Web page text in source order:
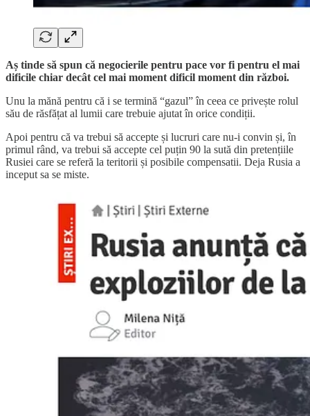
Aș tinde să spun că negocierile pentru pace vor fi pentru el mai
dificile chiar decât cel mai moment dificil moment din război.
Unu la mănă pentru că i se termină “gazul” în ceea ce privește rolul
său de răsfățat al lumii care trebuie ajutat în orice condiții.
Apoi pentru că va trebui să accepte și lucruri care nu-i convin și, în
primul rând, va trebui să accepte cel puțin 90 la sută din pretențiile
Rusiei care se referă la teritorii și posibile compensatii. Deja Rusia a
inceput sa se miste.